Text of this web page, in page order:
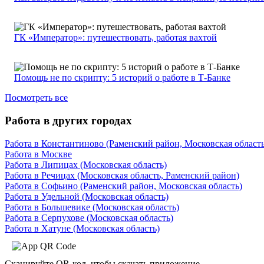
ГК «Император»: путешествовать, работая вахтой
Помощь не по скрипту: 5 историй о работе в Т-Банке
Посмотреть все
Работа в других городах
Работа в Константиново (Раменский район, Московская
Работа в Москве
Работа в Липицах (Московская область)
Работа в Речицах (Московская область, Раменский район)
Работа в Софьино (Раменский район, Московская область)
Работа в Удельной (Московская область)
Работа в Большевике (Московская область)
Работа в Серпухове (Московская область)
Работа в Хатуне (Московская область)